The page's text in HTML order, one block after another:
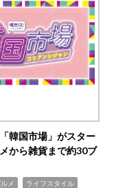
韓国市場」がスター
から雑貨まで約30ブ
メ ライフスタイル